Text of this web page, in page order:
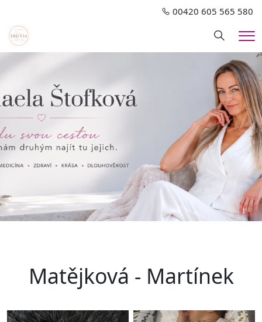
00420 605 565 580
Hledání
Matějková - Martínek